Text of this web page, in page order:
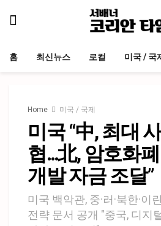
홈 최신뉴스 로컬 미국 / 국
Home 미국 / 국제
미국 “中, 최대
협…北, 암호화
개발 자금 조달”
미국 백악관, 중·러·북한·이
전략 문서 공개 "중국, 디지